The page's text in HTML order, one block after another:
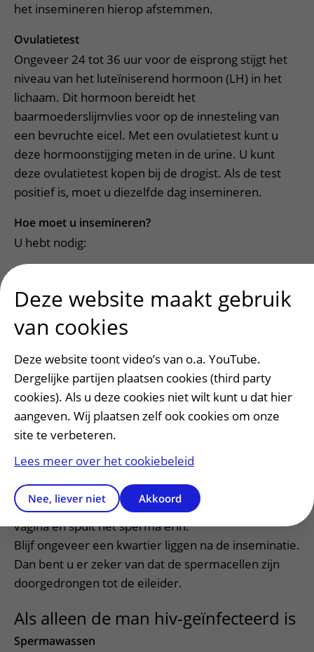
het insemineren hierop afstemmen.
Ovulatietest
Ongeveer 24 tot 36 uur voor de eisprong stijgt het
niveau van het luteïniserend hormoon (LH) in het
lichaam. Dit hormoon bereidt het
baarmoederslijmvlies voor op de innesteling van
een bevruchte eicel. Met een ovulatietest kunt u
deze hormoonstijging meten in de urine. U kunt
deze ovulatietest kopen bij de drogist. Als de test
positief is, moet u diezelfde dag insemineren.
Hoe moet u insemineren?
U hebt nodig:
10 ml injectiespuit (zonder naald)
urinekatheter voor vrouwen (nr.14, 18 cm)
Dit materiaal en een recept hiervoor kunt u krijgen
van de verpleegkundig specialist.
U verkrijgt het sperma door masturbatie van de
man. Het sperma moet worden opgevangen in een
sperma op uit het opvangbakje. Zet deze op het
slangetje, waarvan u het groene stukje heeft
afgeknipt. Breng dit slangetje zo diep mogelijk in de
vagina en spuit het sperma erin.
Blijf ongeveer een kwartier liggen na de inseminatie.
Dan bent u er zeker van dat de spermacellen zijn
doorgedrongen tot de eileider.
Als alleen de man hiv-geïnfecteerd is
Spermawassen
Deze website maakt gebruik
van cookies
Deze website toont video’s van o.a. YouTube.
Dergelijke partijen plaatsen cookies (third party
cookies). Als u deze cookies niet wilt kunt u dat hier
aangeven. Wij plaatsen zelf ook cookies om onze
site te verbeteren.
Lees meer over het cookiebeleid
Nee, liever niet Akkoord